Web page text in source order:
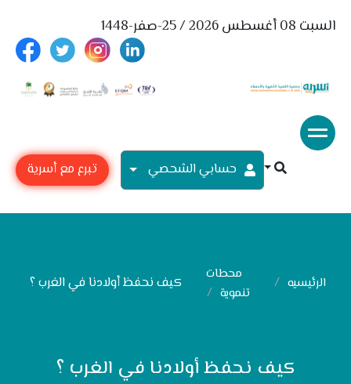
السبت 08 أغسطس 2026 / 25-صفر-1448
حسابي الشحصي تبرع مع أسرية
الرئيسيه
محطات
تنموية
كيف نحفظ أولادنا في الغرب ؟
كيف نحفظ أولادنا في الغرب ؟